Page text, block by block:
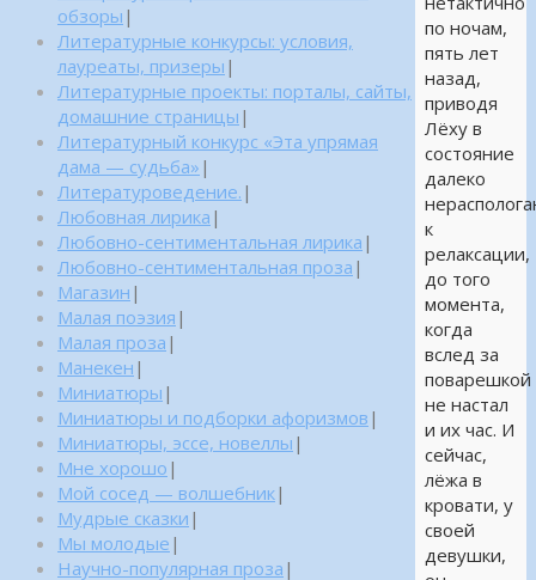
по ночам,
пять лет
назад,
приводя
Лёху в
состояние
далеко
к
релаксации,
до того
момента,
когда
вслед за
поварешкой
не настал
и их час. И
сейчас,
лёжа в
кровати, у
своей
девушки,
обзоры |
Литературные конкурсы: условия,
лауреаты, призеры |
Литературные проекты: порталы, сайты,
домашние страницы |
Литературный конкурс «Эта упрямая
дама — судьба» |
Литературоведение. |
Любовная лирика |
Любовно-сентиментальная лирика |
Любовно-сентиментальная проза |
Магазин |
Малая поэзия |
Малая проза |
Манекен |
Миниатюры |
Миниатюры и подборки афоризмов |
Миниатюры, эссе, новеллы |
Мне хорошо |
Мой сосед — волшебник|
Мудрые сказки |
Мы молодые |
Научно-популярная проза |